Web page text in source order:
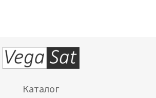
Каталог